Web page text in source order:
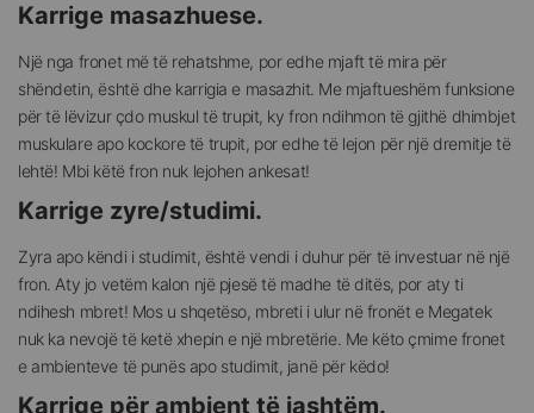
Karrige masazhuese.
Një nga fronet më të rehatshme, por edhe mjaft të mira për
shëndetin, është dhe karrigia e masazhit. Me mjaftueshëm funksione
për të lëvizur çdo muskul të trupit, ky fron ndihmon të gjithë dhimbjet
muskulare apo kockore të trupit, por edhe të lejon për një dremitje të
lehtë! Mbi këtë fron nuk lejohen ankesat!
Karrige zyre/studimi.
Zyra apo këndi i studimit, është vendi i duhur për të investuar në një
fron. Aty jo vetëm kalon një pjesë të madhe të ditës, por aty ti
ndihesh mbret! Mos u shqetëso, mbreti i ulur në fronët e Megatek
nuk ka nevojë të ketë xhepin e një mbretërie. Me këto çmime fronet
e ambienteve të punës apo studimit, janë për këdo!
Karrige për ambient të jashtëm.